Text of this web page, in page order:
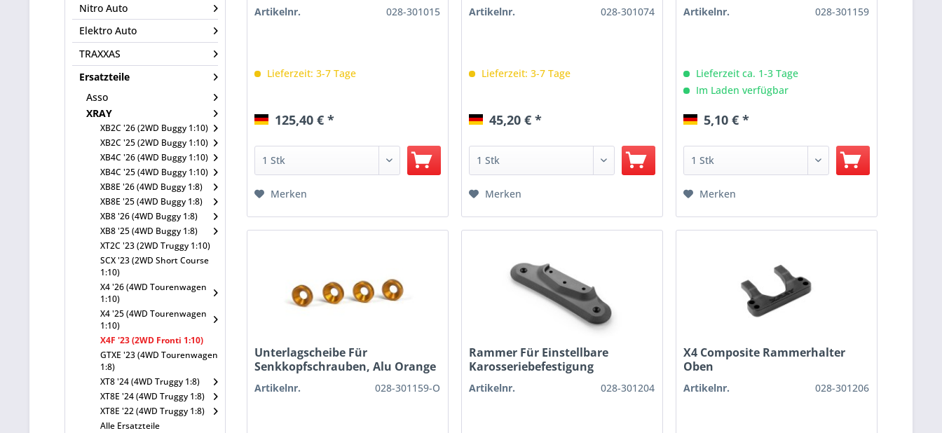
Nitro Auto
Elektro Auto
TRAXXAS
Ersatzteile
Asso
XRAY
XB2C '26 (2WD Buggy 1:10)
XB2C '25 (2WD Buggy 1:10)
XB4C '26 (4WD Buggy 1:10)
XB4C '25 (4WD Buggy 1:10)
XB8E '26 (4WD Buggy 1:8)
XB8E '25 (4WD Buggy 1:8)
XB8 '26 (4WD Buggy 1:8)
XB8 '25 (4WD Buggy 1:8)
XT2C '23 (2WD Truggy 1:10)
SCX '23 (2WD Short Course
1:10)
X4 '26 (4WD Tourenwagen
1:10)
X4 '25 (4WD Tourenwagen
1:10)
X4F '23 (2WD Fronti 1:10)
GTXE '23 (4WD Tourenwagen
1:8)
XT8 '24 (4WD Truggy 1:8)
XT8E '24 (4WD Truggy 1:8)
XT8E '22 (4WD Truggy 1:8)
Alle Ersatzteile
Artikelnr. 028-301015
Lieferzeit: 3-7 Tage
125,40 € *
Merken
Artikelnr. 028-301074
Lieferzeit: 3-7 Tage
45,20 € *
Merken
Artikelnr. 028-301159
Lieferzeit ca. 1-3 Tage
Im Laden verfügbar
5,10 € *
Merken
Unterlagscheibe Für
Senkkopfschrauben, Alu Orange
Artikelnr. 028-301159-O
Rammer Für Einstellbare
Karosseriebefestigung
Artikelnr. 028-301204
X4 Composite Rammerhalter
Oben
Artikelnr. 028-301206